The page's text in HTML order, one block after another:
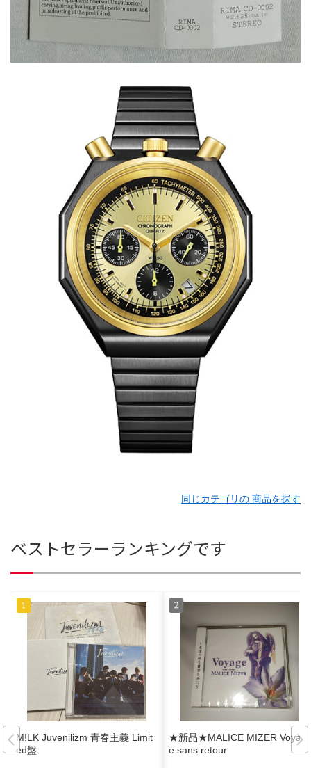
同じカテゴリの 商品を探す
ベストセラーランキングです
M!LK Juvenilizm 青春主義 Limit
ed盤
★新品★MALICE MIZER Voyag
e sans retour